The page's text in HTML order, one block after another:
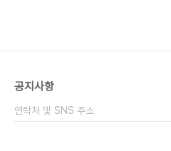
때그때 만들고 있어요 양파는 3개를 사용했는데 양
물러지지 않는답니다. 그리고 고추는 4~5..
공지사항
연락처 및 SNS 주소